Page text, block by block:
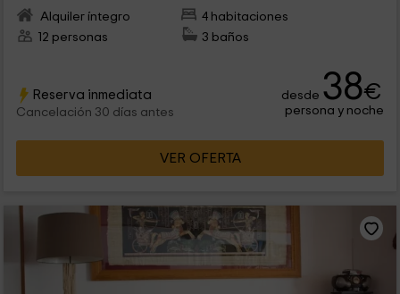
Alquiler íntegro
4 habitaciones
12 personas
3 baños
Reserva inmediata
Cancelación 30 días antes
desde 38€
persona y noche
VER OFERTA